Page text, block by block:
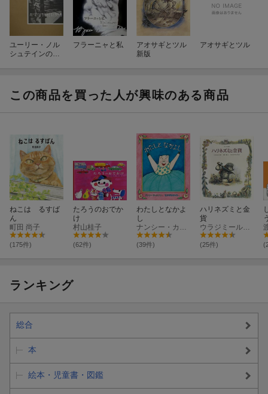
ユーリー・ノル
シュテインの仕
フラーニャと私
アオサギとツル
新版
アオサギとツル
この商品を買った人が興味のある商品
ねこは るすば
ん
町田 尚子
(175件)
たろうのおでか
け
村山桂子
(62件)
わたしとなかよ
し
(39件)
ハリネズミと金
貨
(25件)
ランキング
総合
本
絵本・児童書・図鑑